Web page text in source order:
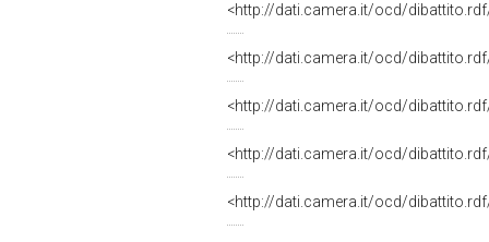
<http://dati.camera.it/ocd/
<http://dati.camera.it/ocd/
<http://dati.camera.it/ocd/
<http://dati.camera.it/ocd/
<http://dati.camera.it/ocd/